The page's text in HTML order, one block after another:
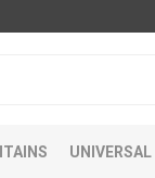
UNIVERSAL